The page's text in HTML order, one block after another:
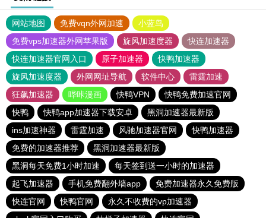
网站地图 免费vqn外网加速
小蓝鸟
免费vps加速器外网苹果版
旋风加速度器
快连加速器
快连加速器官网入口
原子加速器
快鸭加速器
旋风加速度器
外网网址导航 软件中心
雷霆加速
狂飙加速器
哔咔漫画 快鸭VPN
快鸭免费加速官网
快鸭
快鸭app加速器下载安卓
黑洞加速器最新版
ins加速神器
雷霆加速 风驰加速器官网
快鸭加速器
免费的加速器推荐
黑洞加速器最新版
黑洞每天免费1小时加速
每天签到送一小时的加速器
起飞加速器
手机免费翻外墙app
免费加速器永久免费版
快连官网
快鸭官网
永久不收费的vp加速器